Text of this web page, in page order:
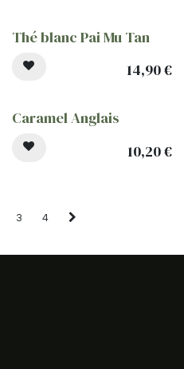
Thé blanc Pai Mu Tan
14,90€
Caramel Anglais
10,20€
3 4